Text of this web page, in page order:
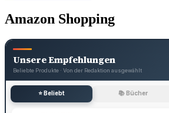
Amazon Shopping
Unsere Empfehlungen
Beliebte Produkte · Von der Redaktion ausgewählt
⭐ Beliebt 📚 Bücher